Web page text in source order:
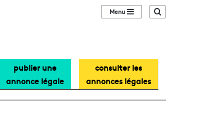
Sidebar (barre
publier une
annonce légale
consulter les
annonces légales